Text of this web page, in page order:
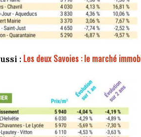
: Les deux Savoies : le marché